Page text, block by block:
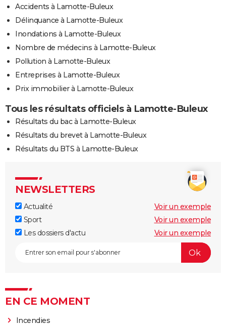
Accidents à Lamotte-Buleux
Délinquance à Lamotte-Buleux
Inondations à Lamotte-Buleux
Nombre de médecins à Lamotte-Buleux
Pollution à Lamotte-Buleux
Entreprises à Lamotte-Buleux
Prix immobilier à Lamotte-Buleux
Tous les résultats officiels à Lamotte-Buleux
Résultats du bac à Lamotte-Buleux
Résultats du brevet à Lamotte-Buleux
Résultats du BTS à Lamotte-Buleux
NEWSLETTERS
Actualité
Voir un exemple
Sport
Voir un exemple
Les dossiers d'actu
Voir un exemple
EN CE MOMENT
Incendies